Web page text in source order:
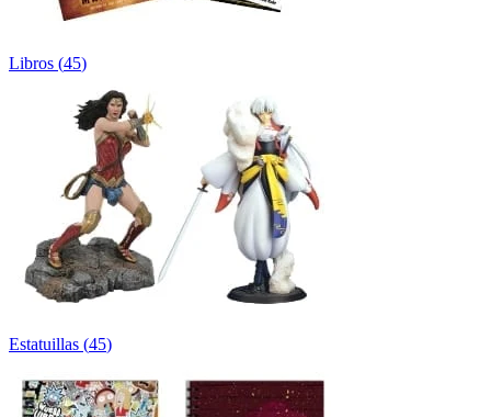
Libros (45)
Estatuillas (45)